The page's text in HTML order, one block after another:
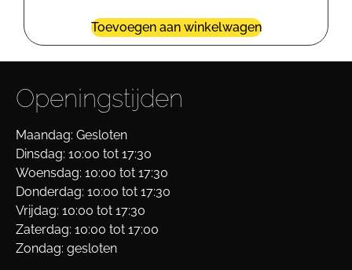
Toevoegen aan winkelwagen
Openingstijden
Maandag: Gesloten
Dinsdag: 10:00 tot 17:30
Woensdag: 10:00 tot 17:30
Donderdag: 10:00 tot 17:30
Vrijdag: 10:00 tot 17:30
Zaterdag: 10:00 tot 17:00
Zondag: gesloten